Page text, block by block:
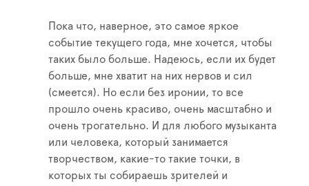
Пока что, наверное, это самое яркое
событие текущего года, мне хочется, чтобы
таких было больше. Надеюсь, если их будет
больше, мне хватит на них нервов и сил
(смеется). Но если без иронии, то все
прошло очень красиво, очень масштабно и
очень трогательно. И для любого музыканта
или человека, который занимается
творчеством, какие-то такие точки, в
которых ты собираешь зрителей и